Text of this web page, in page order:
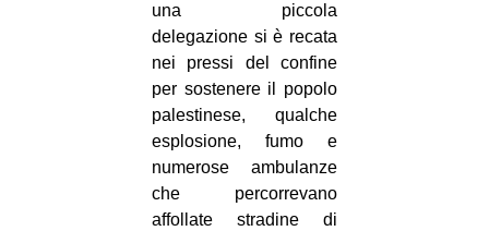
una piccola
delegazione si è recata
nei pressi del confine
per sostenere il popolo
palestinese, qualche
esplosione, fumo e
numerose ambulanze
che percorrevano
affollate stradine di